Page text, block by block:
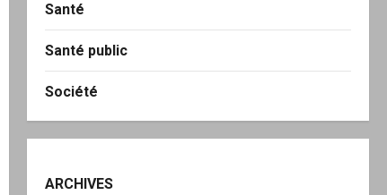
Santé
Santé public
Société
ARCHIVES